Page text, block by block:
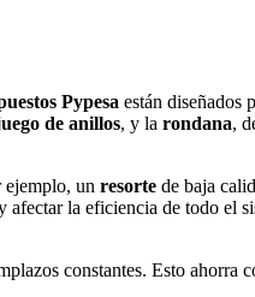
Pypesa están diseñados
de anillos, y la rondana,
ejemplo, un resorte de baja
afectar la eficiencia de todo el
constantes. Esto